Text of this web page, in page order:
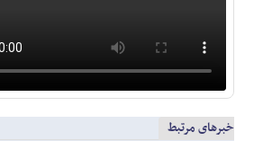
خبرهای مرتبط